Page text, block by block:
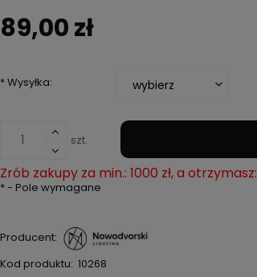
89,00 zł
*Wysyłka:
szt.
Zrób zakupy za min.: 1000 zł, a otrzymasz:
*- Pole wymagane
Producent:
Kod produktu: 10268